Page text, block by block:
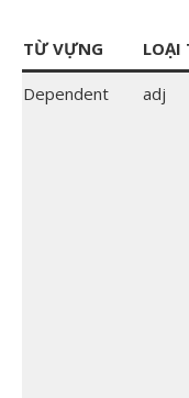
TỪ VỰNG LOẠI
Dependent adj